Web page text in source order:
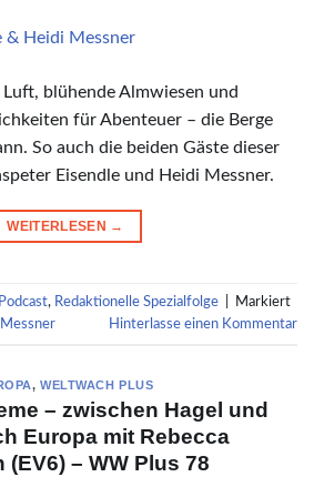
& Heidi Messner
blühende Almwiesen und
für Abenteuer – die Berge
So auch die beiden Gäste dieser
Eisendle und Heidi Messner.
WEITERLESEN →
Podcast, Redaktionelle Spezialfolge
Markiert
Hinterlasse einen Kommentar
,WELTWACH PLUS
– zwischen Hagel und
Europa mit Rebecca
(EV6) – WW Plus 78